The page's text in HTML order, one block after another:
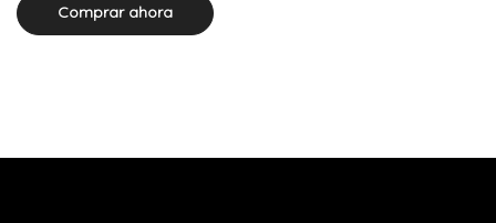
Comprar ahora